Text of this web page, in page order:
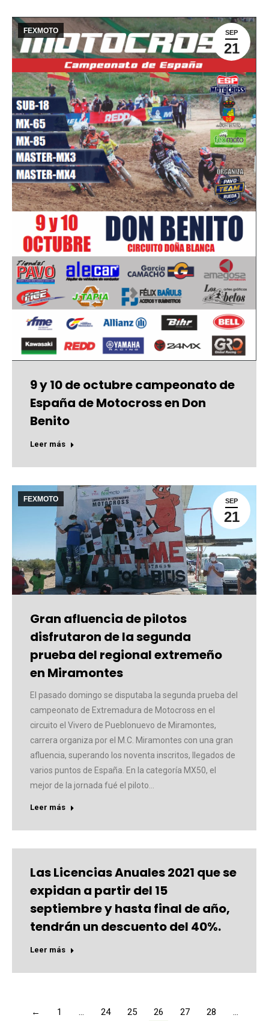
SEP
21
FEXMOTO
9 y 10 de octubre campeonato de
España de Motocross en Don
Benito
Leer más
SEP
21
FEXMOTO
Gran afluencia de pilotos
disfrutaron de la segunda
prueba del regional extremeño
en Miramontes
El pasado domingo se disputaba la segunda prueba del
campeonato de Extremadura de Motocross en el
circuito el Vivero de Pueblonuevo de Miramontes,
carrera organiza por el M.C. Miramontes con una gran
afluencia, superando los noventa inscritos, llegados de
varios puntos de España. En la categoría MX50, el
mejor de la jornada fué el piloto…
Leer más
Las Licencias Anuales 2021 que se
expidan a partir del 15
septiembre y hasta final de año,
tendrán un descuento del 40%.
Leer más
← 1 … 24 25 26 27 28
…